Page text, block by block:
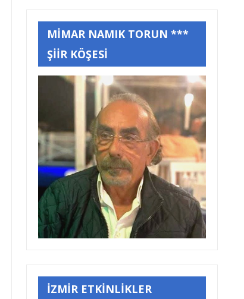
MİMAR NAMIK TORUN ***
ŞİİR KÖŞESİ
İZMİR ETKİNLİKLER